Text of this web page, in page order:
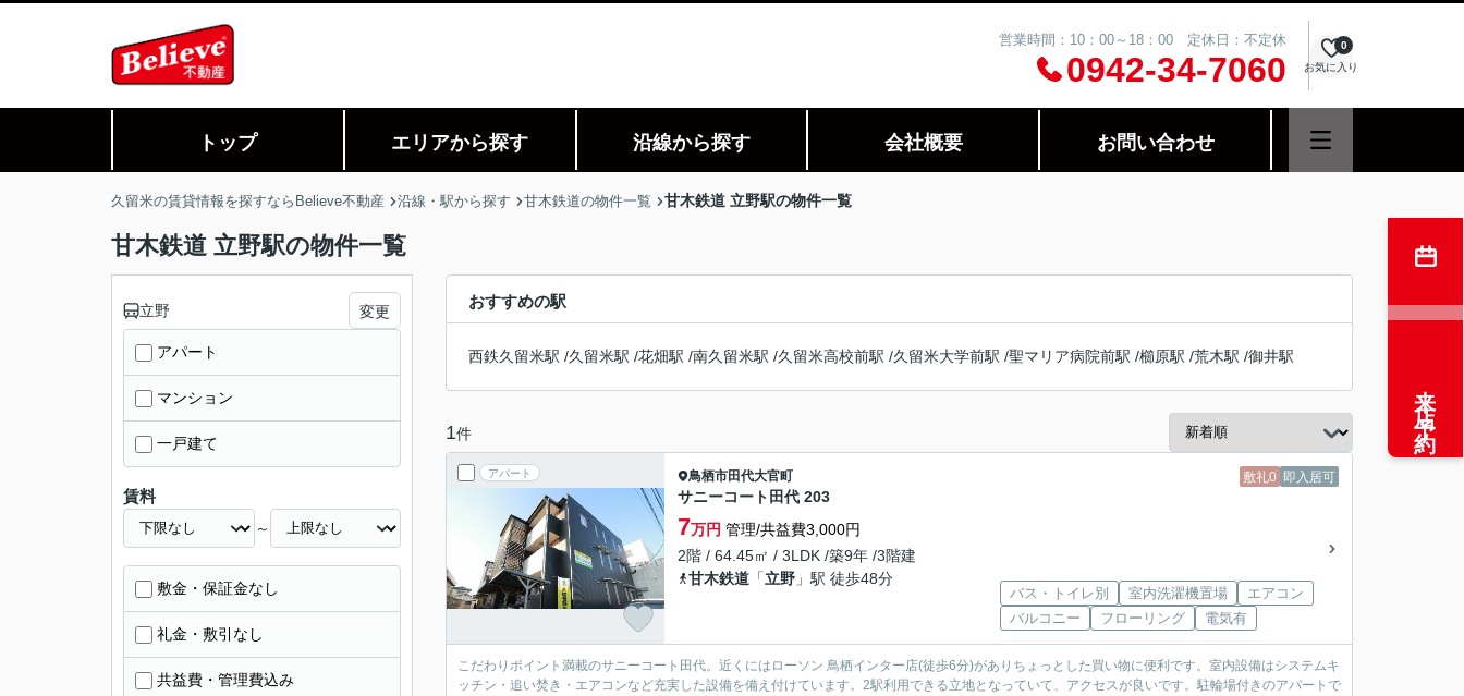
営業時間：10：00～18：00 定休日：不定休
0942-34-7060 お気に入り
0
トップ エリアから探す 沿線から探す 会社概要 お問い合わせ
久留米の賃貸情報を探すならBelieve不動産 沿線・駅から探す 甘木鉄道の物件一覧 甘木鉄道 立野駅の物件一覧
甘木鉄道 立野駅の物件一覧
おすすめの駅
西鉄久留米駅 /久留米駅 /花畑駅 /南久留米駅 /久留米高校前駅 /久留米大学前駅 /聖マリア病院前駅 /櫛原駅 /荒木駅 /御井駅
1件
アパート 敷礼0 即入居可
鳥栖市田代大官町
サニーコート田代 203
7万円 管理/共益費3,000円
2階 / 64.45㎡ / 3LDK /築9年 /3階建
甘木鉄道 「立野 」駅 徒歩48分
バス・トイレ別 室内洗濯機置場
エアコン
バルコニー
フローリング 電気有
こだわりポイント満載のサニーコート田代。近くにはローソン 鳥栖インター店(徒歩6分)がありちょっとした買い物に便利です。室内設備はシステムキ
ッチン・追い焚き・エアコンなど充実した設備を備え付けています。2駅利用できる立地となっていて、アクセスが良いです。駐輪場付きのアパートで
立野 変更
アパート
マンション
一戸建て
賃料
～
敷金・保証金なし
礼金・敷引なし
共益費・管理費込み
来店予約